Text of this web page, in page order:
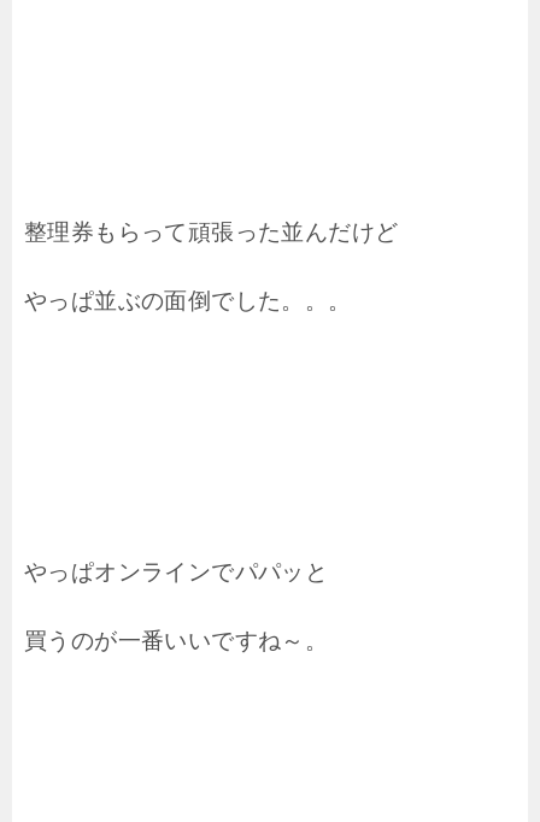
整理券もらって頑張った並んだけど
やっぱ並ぶの面倒でした。。。
やっぱオンラインでパパッと
買うのが一番いいですね～。